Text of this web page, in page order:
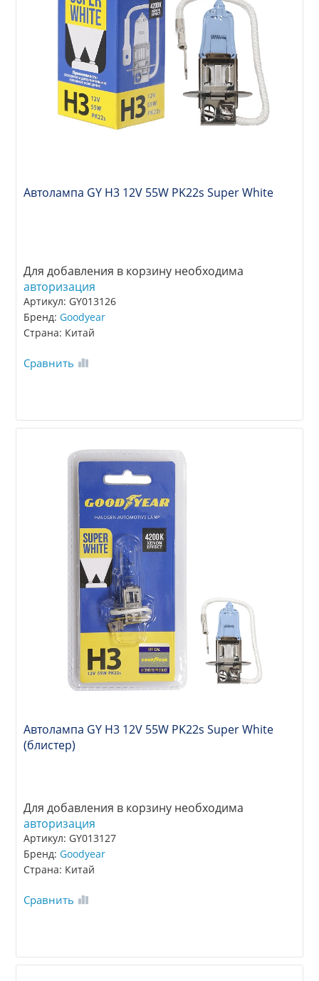
Автолампа GY Н3 12V 55W PK22s Super White
Для добавления в корзину необходима
авторизация
Артикул: GY013126
Бренд:Goodyear
Страна: Китай
Сравнить
Автолампа GY Н3 12V 55W PK22s Super White
(блистер)
Для добавления в корзину необходима
авторизация
Артикул: GY013127
Бренд:Goodyear
Страна: Китай
Сравнить